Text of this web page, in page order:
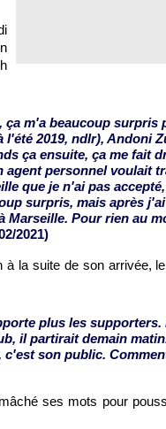
m'a beaucoup surpris
2019, ndlr), Andoni
ça ensuite, ça me fait
personnel voulait
que je n'ai pas
surpris, mais après
Marseille. Pour rien au
2021)
la suite de son arrivée,
plus les supporters.
il partirait demain
son public.
ses mots pour